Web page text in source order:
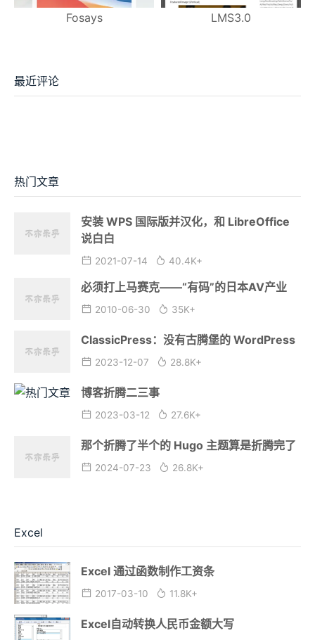
Fosays LMS3.0
最近评论
热门文章
安装 WPS 国际版并汉化，和 LibreOffice
说白白
2021-07-14 40.4K+
必须打上马赛克——“有码”的日本AV产业
2010-06-30 35K+
ClassicPress：没有古腾堡的 WordPress
2023-12-07 28.8K+
博客折腾二三事
2023-03-12 27.6K+
那个折腾了半个的 Hugo 主题算是折腾完了
2024-07-23 26.8K+
Excel
Excel 通过函数制作工资条
2017-03-10 11.8K+
Excel自动转换人民币金额大写